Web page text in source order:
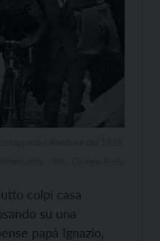
colpì casa
su una
papà Ignazio,